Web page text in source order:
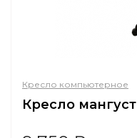
Кресло компьютерное
Кресло мангуст